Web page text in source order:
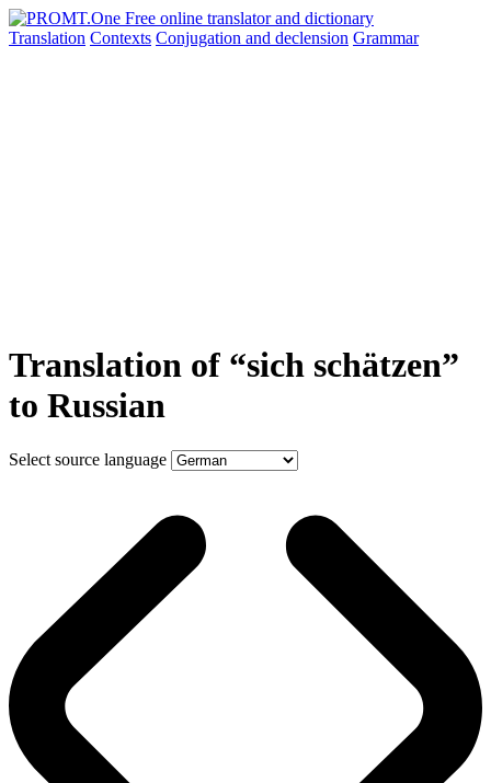
Translation Contexts Conjugation and declension Grammar
Translation of “sich schätzen”
to Russian
Select source language